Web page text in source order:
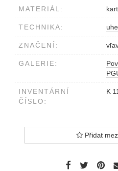
MATERIÁL:
TECHNIKA:
ZNAČENÍ:
GALERIE:
INVENTÁRNÍ
ČÍSLO:
K
Přidat